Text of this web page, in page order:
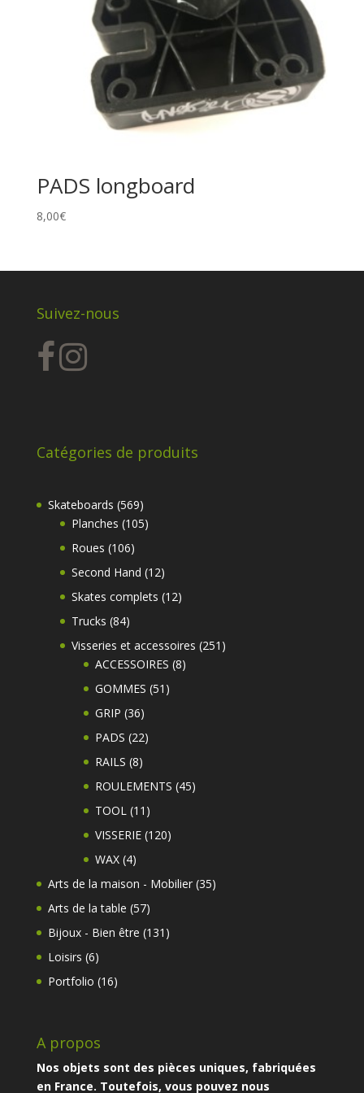
PADS longboard
8,00€
Suivez-nous
Catégories de produits
Skateboards 569569
produits
Planches 105105
Roues 106106
produits
Second Hand 1212
produits
Skates complets 1212
Trucks 8484
produits
Visseries et accessoires 251 251
ACCESSOIRES 88
GOMMES 51 51
GRIP 3636
produits
PADS 2222
RAILS 88
produits
ROULEMENTS 4545
TOOL 11 11
produits
VISSERIE 120120
WAX 44
produits
Arts de la maison - Mobilier 3535
Arts de la table 5757
produits
Bijoux - Bien être 131 131
Loisirs 66
produits
Portfolio 1616
A propos
Nos objets sont des pièces uniques, fabriquées
en France. Toutefois, vous pouvez nous